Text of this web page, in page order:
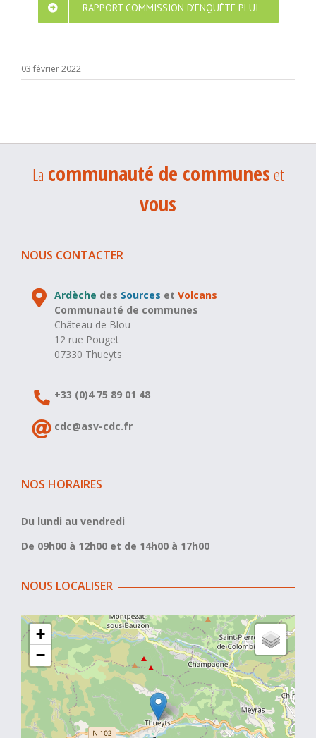
RAPPORT COMMISSION D’ENQUÊTE PLUI
03 février 2022
La communauté de communeset
vous
NOUS CONTACTER
Ardèche des Sources etVolcans
Communauté de communes
Château de Blou
12 rue Pouget
07330 Thueyts
+33 (0)4 75 89 01 48
cdc@asv-cdc.fr
NOS HORAIRES
Du lundi au vendredi
De 09h00 à 12h00 et de 14h00 à 17h00
NOUS LOCALISER
+
−